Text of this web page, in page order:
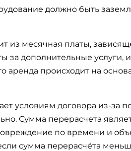
должно быть
из месячная платы,
за дополнительные
аренда происходит на
условиям договора из-
Сумма перерасчета
по времени и
сумма перерасчёта